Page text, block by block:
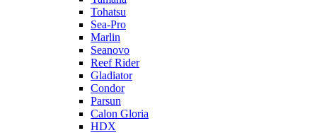
Tohatsu
Sea-Pro
Marlin
Seanovo
Reef Rider
Gladiator
Condor
Parsun
Calon Gloria
HDX